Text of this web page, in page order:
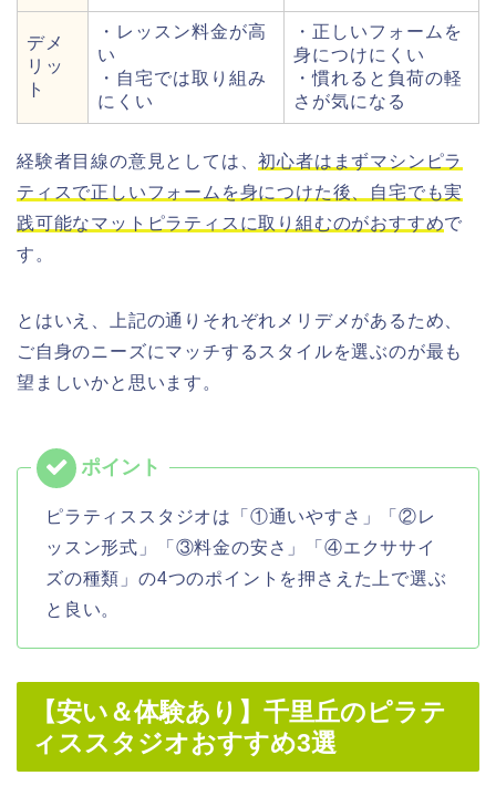
デメ
リッ
ト
・レッスン料金が高
い
・自宅では取り組み
にくい
・正しいフォームを
身につけにくい
・慣れると負荷の軽
さが気になる
経験者目線の意見としては、初心者はまずマシンピラ
ティスで正しいフォームを身につけた後、自宅でも実
践可能なマットピラティスに取り組むのがおすすめで
す。
とはいえ、上記の通りそれぞれメリデメがあるため、
ご自身のニーズにマッチするスタイルを選ぶのが最も
望ましいかと思います。
ピラティススタジオは「①通いやすさ」「②レ
ッスン形式」「③料金の安さ」「④エクササイ
ズの種類」の4つのポイントを押さえた上で選ぶ
と良い。
【安い＆体験あり】千里丘のピラテ
ィススタジオおすすめ3選